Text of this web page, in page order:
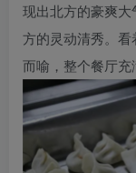
现出北方的豪爽
方的灵动清秀。
而喻，整个餐厅充